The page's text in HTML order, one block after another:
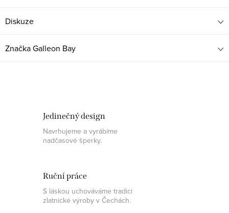
Diskuze
ZnačkaGalleon Bay
Jedinečný design
Navrhujeme a vyrábíme
nadčasové šperky.
Ruční práce
S láskou uchováváme tradici
zlatnické výroby v Čechách.